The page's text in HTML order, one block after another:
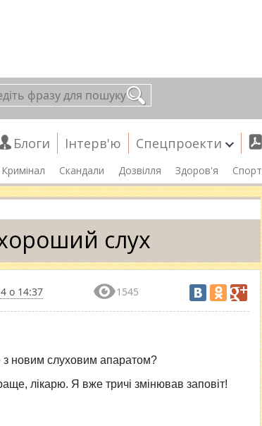
Блоги Інтерв'ю Спецпроекти
Кримінал Скандали Дозвілля Здоров'я Спорт
слух
о 14:37 1545
з новим слуховим апаратом?
лікарю. Я вже тричі змінював заповіт!